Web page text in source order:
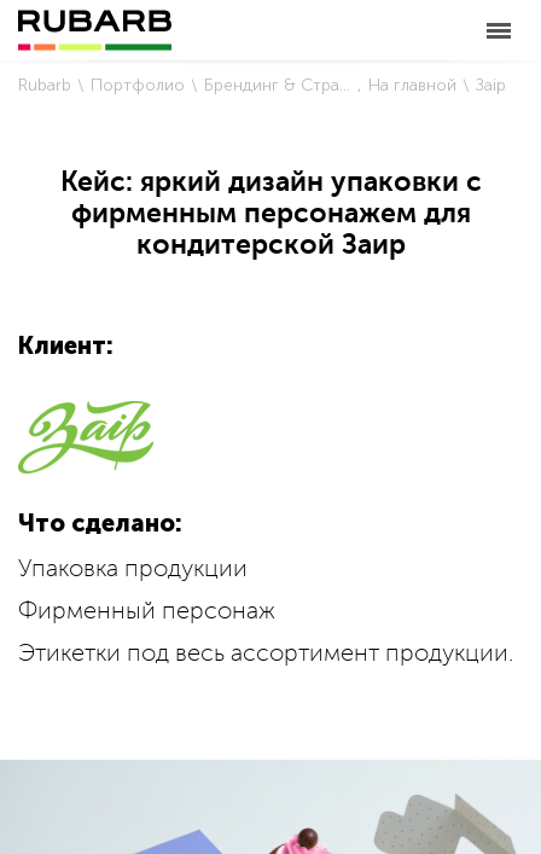
Rubarb Портфолио Брендинг & Стратегия На главной Заір
Кейс: яркий дизайн упаковки с
фирменным персонажем для
кондитерской Заир
Клиент:
Что сделано:
Упаковка продукции
Фирменный персонаж
Этикетки под весь ассортимент продукции.